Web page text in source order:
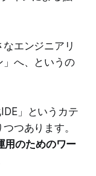
なエンジニアリ
」へ、というの
」というカテ
つあります。
用のためのワー